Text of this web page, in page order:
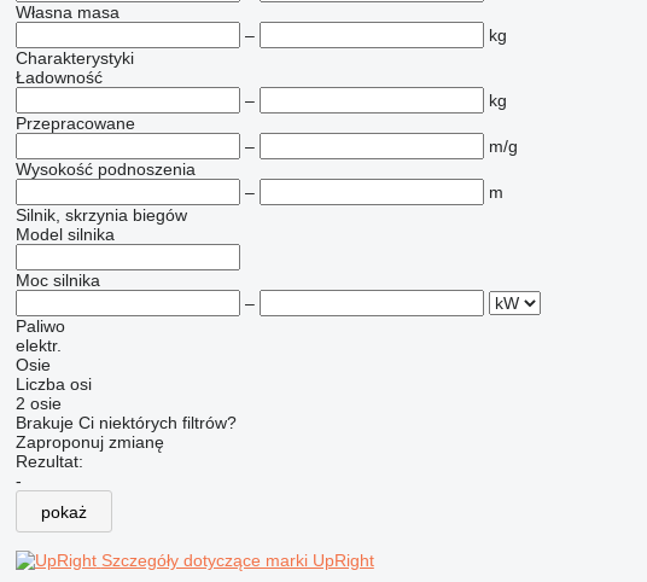
Własna masa
–
kg
Charakterystyki
Ładowność
–
kg
Przepracowane
–
m/g
Wysokość podnoszenia
–
m
Silnik, skrzynia biegów
Model silnika
Moc silnika
–
Paliwo
elektr.
Osie
Liczba osi
2 osie
Brakuje Ci niektórych filtrów?
Zaproponuj zmianę
Rezultat:
-
pokaż
Szczegóły dotyczące marki UpRight